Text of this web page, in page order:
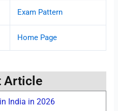
Exam Pattern
Home Page
Article
India in 2026